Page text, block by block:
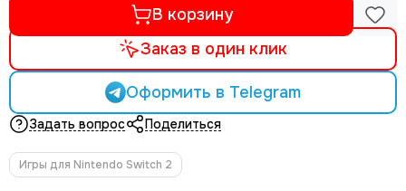
В корзину
Заказ в один клик
Оформить в Telegram
Задать вопрос Поделиться
Игры для Nintendo Switch 2